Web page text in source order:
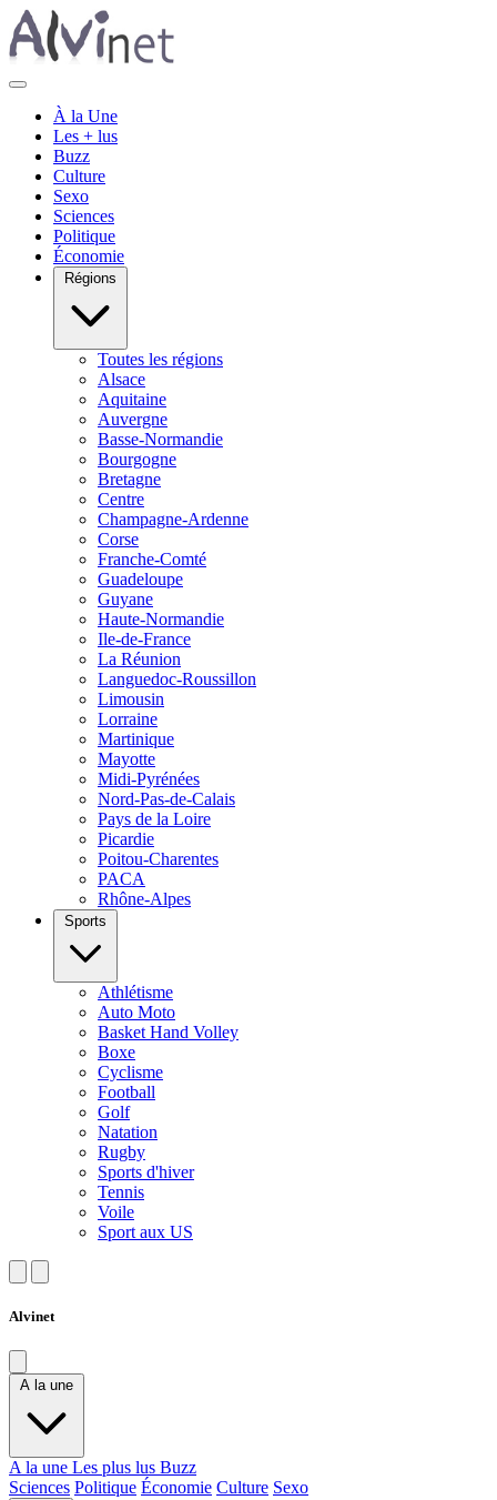
À la Une
Les + lus
Buzz
Culture
Sexo
Sciences
Politique
Économie
Régions
Toutes les régions
Alsace
Aquitaine
Auvergne
Basse-Normandie
Bourgogne
Bretagne
Centre
Champagne-Ardenne
Corse
Franche-Comté
Guadeloupe
Guyane
Haute-Normandie
Ile-de-France
La Réunion
Languedoc-Roussillon
Limousin
Lorraine
Martinique
Mayotte
Midi-Pyrénées
Nord-Pas-de-Calais
Pays de la Loire
Picardie
Poitou-Charentes
PACA
Rhône-Alpes
Sports
Athlétisme
Auto Moto
Basket Hand Volley
Boxe
Cyclisme
Football
Golf
Natation
Rugby
Sports d'hiver
Tennis
Voile
Sport aux US
Alvinet
A la une
A la une Les plus lus Buzz
Sciences Politique Économie Culture Sexo